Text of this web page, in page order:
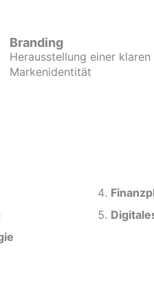
Branding
Herausstellung einer klaren
Markenidentität